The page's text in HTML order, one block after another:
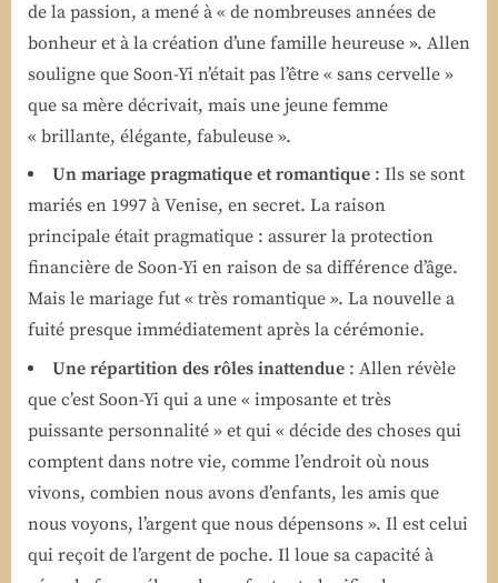
de la passion, a mené à « de nombreuses années de
bonheur et à la création d’une famille heureuse ». Allen
souligne que Soon-Yi n’était pas l’être « sans cervelle »
que sa mère décrivait, mais une jeune femme
« brillante, élégante, fabuleuse ».
Un mariage pragmatique et romantique : Ils se sont
mariés en 1997 à Venise, en secret. La raison
principale était pragmatique : assurer la protection
financière de Soon-Yi en raison de sa différence d’âge.
Mais le mariage fut « très romantique ». La nouvelle a
fuité presque immédiatement après la cérémonie.
Une répartition des rôles inattendue : Allen révèle
que c’est Soon-Yi qui a une « imposante et très
puissante personnalité » et qui « décide des choses qui
comptent dans notre vie, comme l’endroit où nous
vivons, combien nous avons d’enfants, les amis que
nous voyons, l’argent que nous dépensons ». Il est celui
qui reçoit de l’argent de poche. Il loue sa capacité à